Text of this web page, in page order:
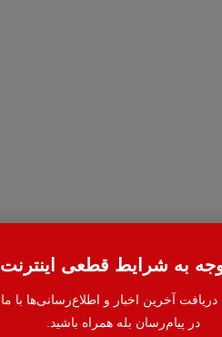
به شرایط قطعی اینترنت
دریافت آخرین اخبار و اطلاع‌رسانی‌ها با ما
در پیام‌رسان بله همراه باشید.